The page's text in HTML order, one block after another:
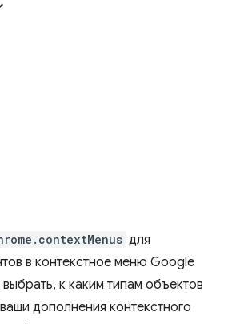
для
в контекстное меню Google
к каким типам объектов
дополнения контекстного